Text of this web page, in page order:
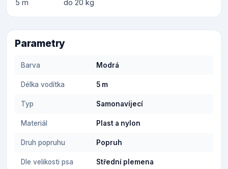
5 m
do 20 kg
Parametry
Barva Modrá
Délka vodítka 5 m
Typ Samonavíjecí
Materiál Plast a nylon
Druh popruhu Popruh
Dle velikosti psa Střední plemena